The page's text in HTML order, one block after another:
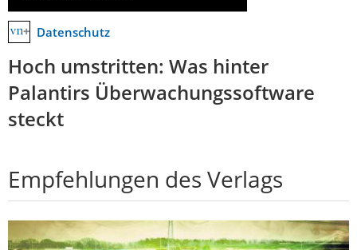
Datenschutz
Hoch umstritten: Was hinter
Palantirs Überwachungssoftware
steckt
Empfehlungen des Verlags